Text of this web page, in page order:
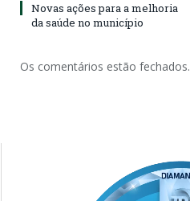
Novas ações para a melhoria
da saúde no município
Os comentários estão fechados.